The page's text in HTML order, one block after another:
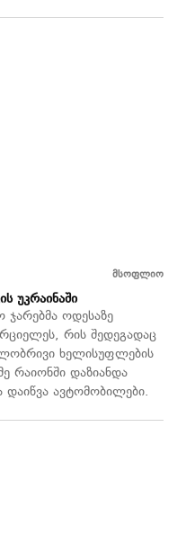
მსოფლიო
უკრაინაში
ჯარებმა ოდესაზე
რის შედეგადაც
ხელისუფლების
რაიონში დაზიანდა
ავტომობილები.